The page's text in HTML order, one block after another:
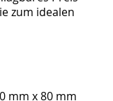
zum idealen
mm x 80 mm